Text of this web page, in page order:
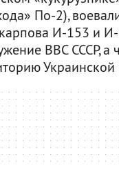
По-2),
И-153 и И-
ВВС СССР, а
Украинской